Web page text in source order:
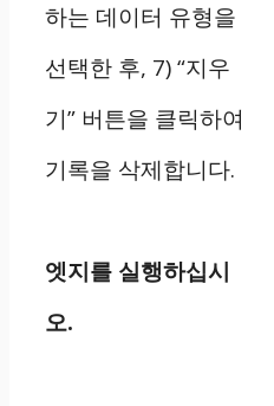
하는 데이터 유형을
선택한 후, 7) “지우
기” 버튼을 클릭하여
기록을 삭제합니다.
엣지를 실행하십시
오.